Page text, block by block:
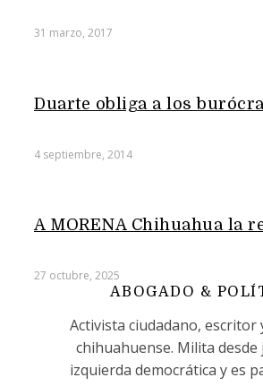
31 marzo, 2017
Duarte obliga a los
4 septiembre, 2014
A MORENA Chihuahua la
27 octubre, 2025
ABOGADO &
Activista ciudadano, escritor
chihuahuense. Milita desde
izquierda democrática y es